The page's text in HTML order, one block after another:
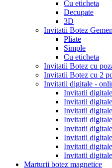
Cu eticheta
Decupate
3D
Invitatii Botez
Pliate
Simple
Cu eticheta
Invitatii Botez cu
Invitatii Botez cu 2
Invitatii digitale -
Invitatii
Invitatii
Invitatii
Invitatii
Invitatii
Invitatii
Invitatii
Invitatii
Marturii botez magnetice